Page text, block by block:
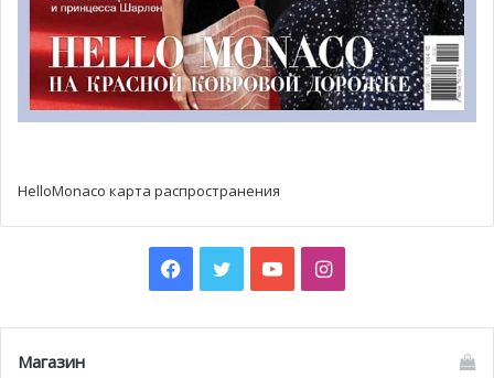
Под названием«service universel»/ «универсальная
услуга», это предложение будет доступно от любой
телевизионной розетки. Теперь вы можете смотреть
как французские каналы (например, TNT), так и многие
иностранные каналы (итальянские, британские,
восточных стран). Этот технический прогресс стоил
же проблемы, что были у меня — обновите тариф и
будет вам счастье.
HelloMonaco карта распространения
Facebook
TwitterYouTubeInstagram
Магазин